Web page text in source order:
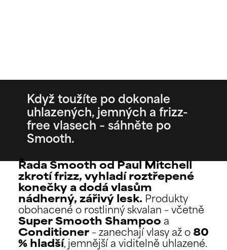
Když toužíte po dokonale
uhlazených, jemných a frizz-
free vlasech – sáhněte po
Smooth.
Řada Smooth od Paul Mitchell
zkrotí frizz, vyhladí roztřepené
konečky a dodá vlasům
nádherný, zářivý lesk. Produkty
obohacené o rostlinný skvalan – včetně
Super Smooth Shampoo a
Conditioner– zanechají vlasy až o 80
% hladší, jemnější a viditelně uhlazené.